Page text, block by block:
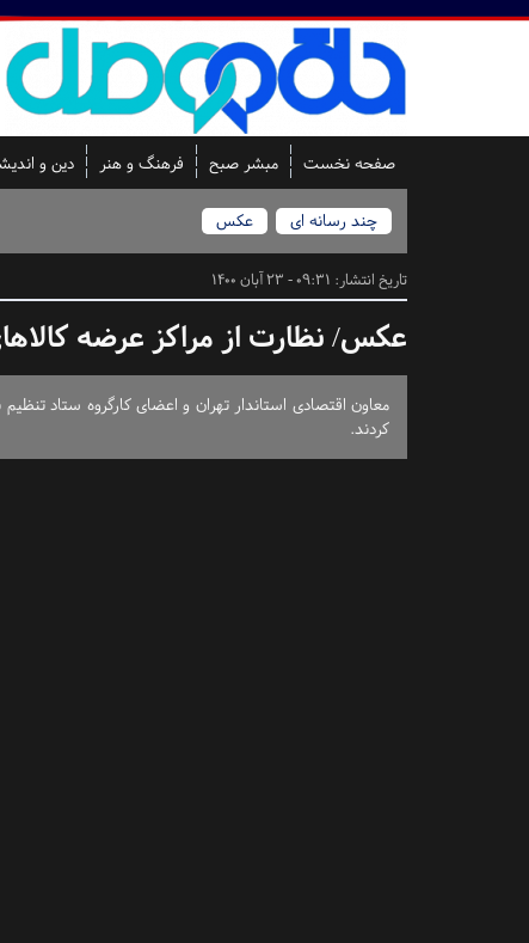
صفحه نخست مبشر صبح فرهنگ و هنر دین و
چند رسانه ای عکس
تاریخ انتشار: 09:31 - 23 آبان 1400
عکس/ نظارت از مراکز عرضه
معاون اقتصادی استاندار تهران و اعضای کارگروه ستاد
کردند.